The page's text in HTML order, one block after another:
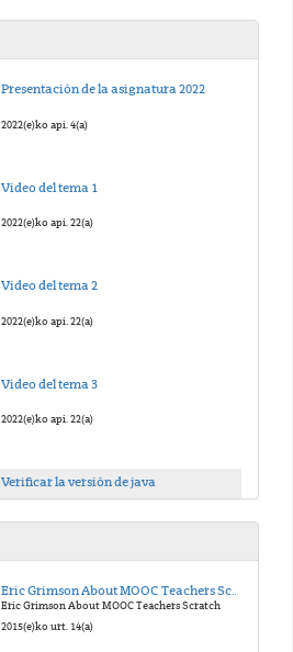
Presentación de la asignatura 2022
2022(e)ko api. 4(a)
Video del tema 1
2022(e)ko api. 22(a)
Video del tema 2
2022(e)ko api. 22(a)
Video del tema 3
2022(e)ko api. 22(a)
Verificar la versión de java
Eric Grimson About MOOC Teachers Scratch
Eric Grimson About MOOC Teachers Scratch
2015(e)ko urt. 14(a)